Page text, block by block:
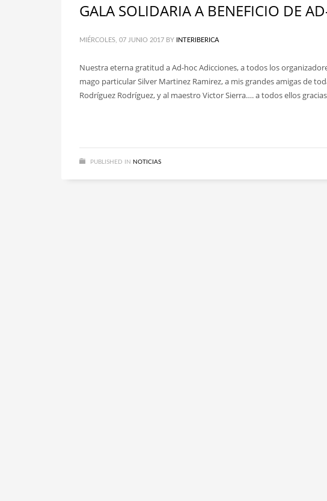
GALA SOLIDARIA A BENEFICIO DE
MIÉRCOLES, 07 JUNIO 2017 BY INTERIBERICA
Nuestra eterna gratitud a Ad-hoc Adicciones, a todos los
mago particular Silver Martinez Ramirez, a mis grandes amigas de
Rodríguez Rodríguez, y al maestro Victor Sierra…. a todos ellos
PUBLISHED IN NOTICIAS